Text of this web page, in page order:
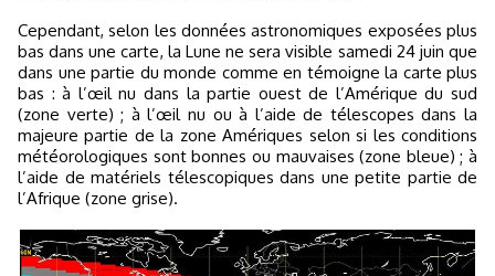
Cependant, selon les données astronomiques exposées plus
bas dans une carte, la Lune ne sera visible samedi 24 juin que
dans une partie du monde comme en témoigne la carte plus
bas : à l’œil nu dans la partie ouest de l’Amérique du sud
(zone verte) ; à l’œil nu ou à l’aide de télescopes dans la
majeure partie de la zone Amériques selon si les conditions
météorologiques sont bonnes ou mauvaises (zone bleue) ; à
l’aide de matériels télescopiques dans une petite partie de
l’Afrique (zone grise).